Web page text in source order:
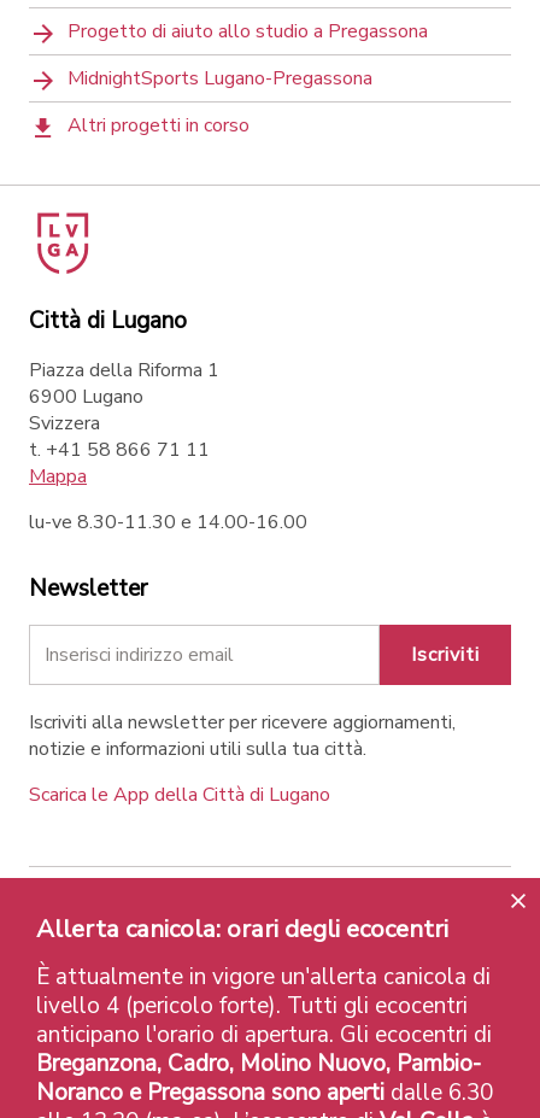
Progetto di aiuto allo studio a Pregassona
MidnightSports Lugano-Pregassona
Altri progetti in corso
Città di Lugano
Piazza della Riforma 1
6900 Lugano
Svizzera
t. +41 58 866 71 11
Mappa
lu-ve 8.30-11.30 e 14.00-16.00
Newsletter
Iscriviti
Iscriviti alla newsletter per ricevere aggiornamenti,
notizie e informazioni utili sulla tua città.
Scarica le App della Città di Lugano
Contatti Link Note legali
Privacy Policy
Label e riconoscimenti
Credits
© 2026 Città di Lugano
Allerta canicola: orari degli ecocentri
È attualmente in vigore un'allerta canicola di
livello 4 (pericolo forte). Tutti gli ecocentri
anticipano l'orario di apertura. Gli ecocentri di
Breganzona, Cadro, Molino Nuovo, Pambio-
Noranco e Pregassona sono aperti dalle 6.30